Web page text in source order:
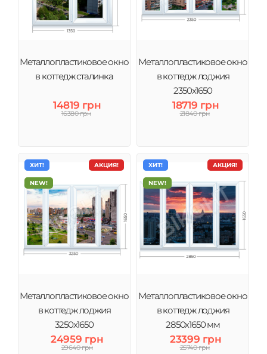
Металлопластиковое окно
в коттедж сталинка
14819 грн
16380 грн
Металлопластиковое окно
в коттедж лоджия
2350х1650
18719 грн
21840 грн
АКЦИЯ!
ХИТ!
NEW!
Металлопластиковое окно
в коттедж лоджия
3250х1650
24959 грн
29640 грн
АКЦИЯ!
ХИТ!
NEW!
Металлопластиковое окно
в коттедж лоджия
2850х1650 мм
23399 грн
25740 грн